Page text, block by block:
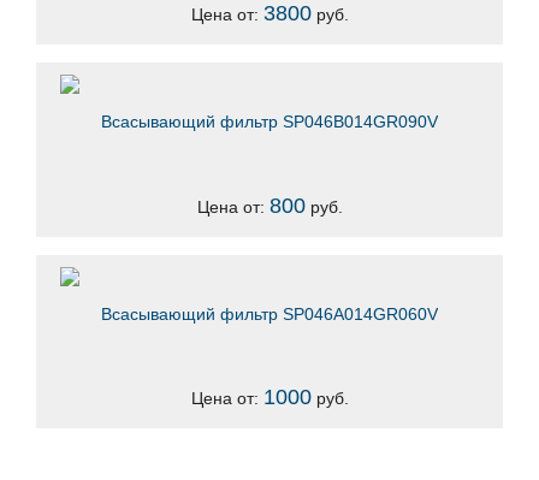
Цена от: 3800руб.
Всасывающий фильтр SP046B014GR090V
Цена от: 800руб.
Всасывающий фильтр SP046A014GR060V
Цена от: 1000руб.